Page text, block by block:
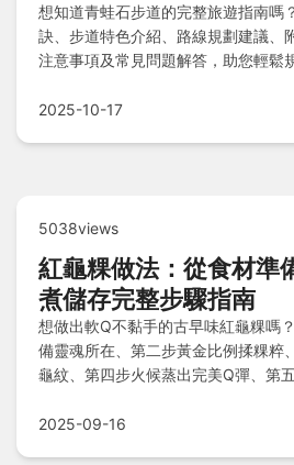
想知道青蛙石步道的完整旅遊指南嗎
訣、步道特色介紹、路線規劃建議、
注意事項及常見問題解答，助您輕鬆
2025-10-17
5038views
紅龜粿做法：從食材準
煮儲存完整步驟指南
想做出軟Q不黏手的古早味紅龜粿嗎
備靈魂所在、第二步黃金比例揉粿粹
龜紋、第四步火候蒸出完美Q彈、第
2025-09-16